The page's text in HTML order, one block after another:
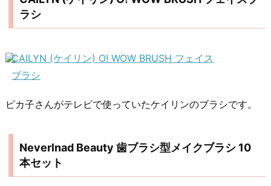
ラシ
CAILYN (ケイリン) O! WOW BRUSH フェイス
ブラシ
ピカ子さんがテレビで使っていたケイリンのブラシです。
Neverlnad Beauty 歯ブラシ型メイクブラシ 10
本セット